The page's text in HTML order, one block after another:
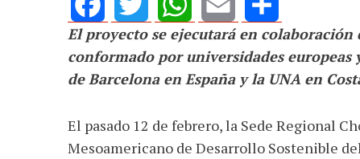
FacebookTwitterWhatsApp
Email Share
El proyecto se ejecutará en colaboración
conformado por universidades
de Barcelona en España y la UNA en
El pasado 12 de febrero, la Sede Regional
Mesoamericano de Desarrollo Sostenible